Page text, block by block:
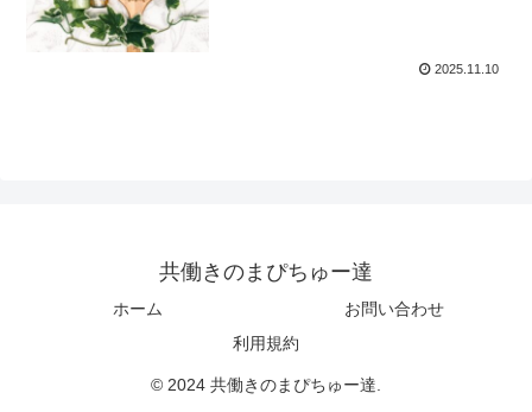
2025.11.10
共働きのまぴちゅー達
ホーム
お問い合わせ
利用規約
© 2024 共働きのまぴちゅー達.